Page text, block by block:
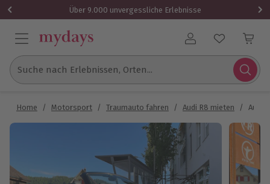
Über 9.000 unvergessliche Erlebnisse
Benutzerkonto
Suche nach Erlebnissen, Orten...
Home / Motorsport / Traumauto fahren / Audi R8 mieten / Audi